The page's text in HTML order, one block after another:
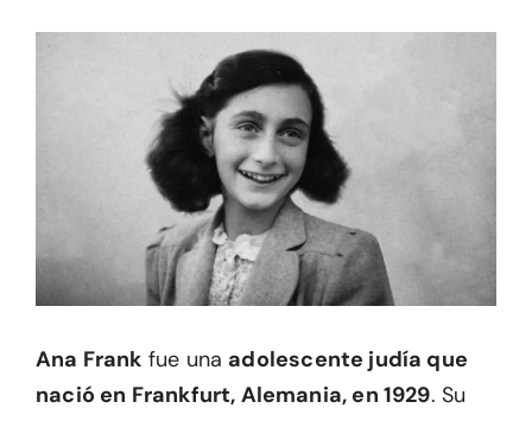
Ana Frank fue una adolescente judía que
nació en Frankfurt, Alemania, en 1929. Su